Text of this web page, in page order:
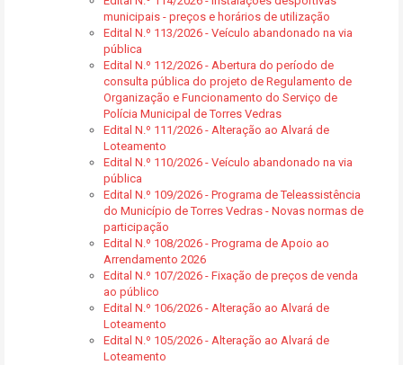
municipais - preços e horários de utilização
Edital N.º 113/2026 - Veículo abandonado na via
pública
Edital N.º 112/2026 - Abertura do período de
consulta pública do projeto de Regulamento de
Organização e Funcionamento do Serviço de
Polícia Municipal de Torres Vedras
Edital N.º 111/2026 - Alteração ao Alvará de
Loteamento
Edital N.º 110/2026 - Veículo abandonado na via
pública
Edital N.º 109/2026 - Programa de Teleassistência
do Município de Torres Vedras - Novas normas de
participação
Edital N.º 108/2026 - Programa de Apoio ao
Arrendamento 2026
Edital N.º 107/2026 - Fixação de preços de venda
ao público
Edital N.º 106/2026 - Alteração ao Alvará de
Loteamento
Edital N.º 105/2026 - Alteração ao Alvará de
Loteamento